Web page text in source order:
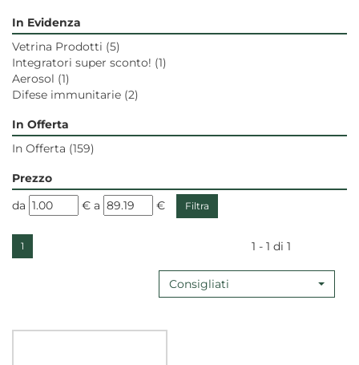
In Evidenza
Vetrina Prodotti (5)
Integratori super sconto! (1)
Aerosol (1)
Difese immunitarie (2)
In Offerta
In Offerta (159)
Prezzo
filtra
da € filtra
a €
1 1 - 1 di 1
Consigliati